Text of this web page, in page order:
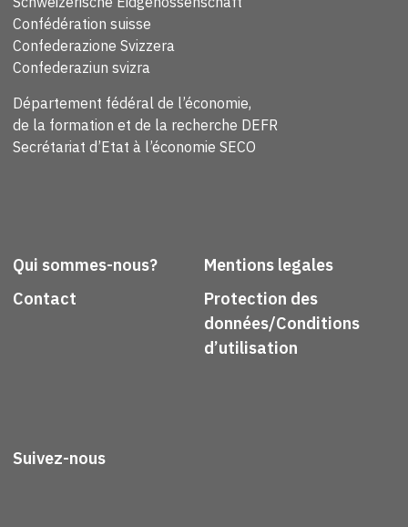
Confédération suisse
Confederazione Svizzera
Confederaziun svizra
Département fédéral de l’économie,
de la formation et de la recherche DEFR
Secrétariat d’Etat à l’économie SECO
Qui sommes-nous?
Contact
Mentions legales
Protection des
données/Conditions
d’utilisation
Suivez-nous